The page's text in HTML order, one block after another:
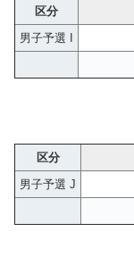
区分
男子予選 I
区分
男子予選 J